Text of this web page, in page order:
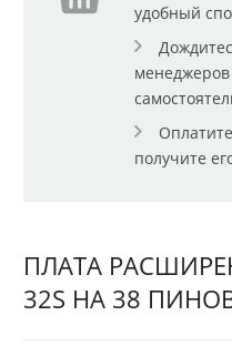
удобный
получите
ПЛАТА
32S НА 38